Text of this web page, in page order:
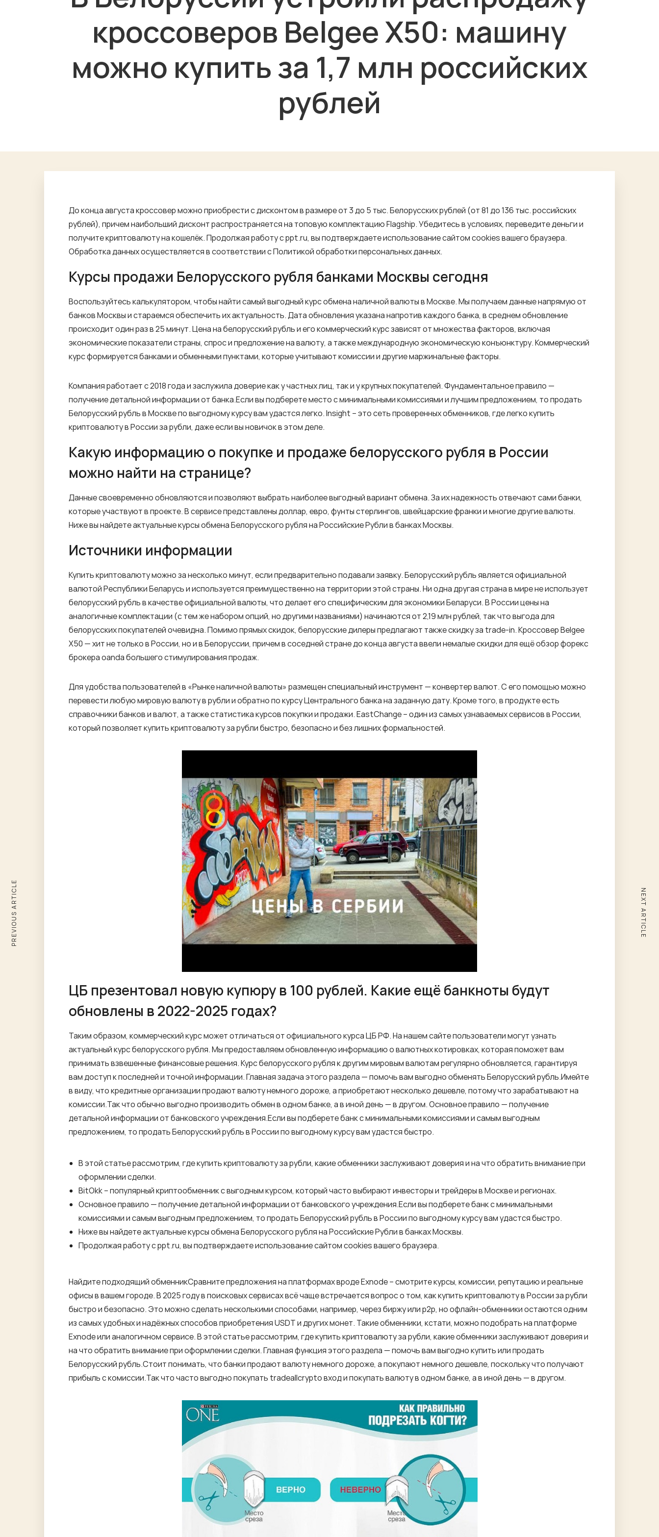
кроссоверов Belgee X50: машину
можно купить за 1,7 млн российских
рублей
До конца августа кроссовер можно приобрести с дисконтом в размере от 3 до 5 тыс. Белорусских рублей (от 81 до 136 тыс. российских
рублей), причем наибольший дисконт распространяется на топовую комплектацию Flagship. Убедитесь в условиях, переведите деньги и
получите криптовалюту на кошелёк. Продолжая работу с ppt.ru, вы подтверждаете использование сайтом сооkiеѕ вашего браузера.
Обработка данных осуществляется в соответствии с Политикой обработки персональных данных.
Курсы продажи Белорусского рубля банками Москвы сегодня
Воспользуйтесь калькулятором, чтобы найти самый выгодный курс обмена наличной валюты в Москве. Мы получаем данные напрямую от
банков Москвы и стараемся обеспечить их актуальность. Дата обновления указана напротив каждого банка, в среднем обновление
происходит один раз в 25 минут. Цена на белорусский рубль и его коммерческий курс зависят от множества факторов, включая
экономические показатели страны, спрос и предложение на валюту, а также международную экономическую конъюнктуру. Коммерческий
курс формируется банками и обменными пунктами, которые учитывают комиссии и другие маржинальные факторы.
Компания работает с 2018 года и заслужила доверие как у частных лиц, так и у крупных покупателей. Фундаментальное правило —
получение детальной информации от банка.Если вы подберете место с минимальными комиссиями и лучшим предложением, то продать
Белорусский рубль в Москве по выгодному курсу вам удастся легко. Insight – это сеть проверенных обменников, где легко купить
криптовалюту в России за рубли, даже если вы новичок в этом деле.
Какую информацию о покупке и продаже белорусского рубля в России
можно найти на странице?
Данные своевременно обновляются и позволяют выбрать наиболее выгодный вариант обмена. За их надежность отвечают сами банки,
которые участвуют в проекте. В сервисе представлены доллар, евро, фунты стерлингов, швейцарские франки и многие другие валюты.
Ниже вы найдете актуальные курсы обмена Белорусского рубля на Российские Рубли в банках Москвы.
Источники информации
Купить криптовалюту можно за несколько минут, если предварительно подавали заявку. Белорусский рубль является официальной
валютой Республики Беларусь и используется преимущественно на территории этой страны. Ни одна другая страна в мире не использует
белорусский рубль в качестве официальной валюты, что делает его специфическим для экономики Беларуси. В России цены на
аналогичные комплектации (с тем же набором опций, но другими названиями) начинаются от 2,19 млн рублей, так что выгода для
белорусских покупателей очевидна. Помимо прямых скидок, белорусские дилеры предлагают также скидку за trade-in. Кроссовер Belgee
X50 — хит не только в России, но и в Белоруссии, причем в соседней стране до конца августа ввели немалые скидки для ещёобзор форекс
брокера oandaбольшего стимулирования продаж.
Для удобства пользователей в «Рынке наличной валюты» размещен специальный инструмент — конвертер валют. С его помощью можно
перевести любую мировую валюту в рубли и обратно по курсу Центрального банка на заданную дату. Кроме того, в продукте есть
справочники банков и валют, а также статистика курсов покупки и продажи. EastChange – один из самых узнаваемых сервисов в России,
который позволяет купить криптовалюту за рубли быстро, безопасно и без лишних формальностей.
ЦБ презентовал новую купюру в 100 рублей. Какие ещё банкноты будут
обновлены в 2022-2025 годах?
Таким образом, коммерческий курс может отличаться от официального курса ЦБ РФ. На нашем сайте пользователи могут узнать
актуальный курс белорусского рубля. Мы предоставляем обновленную информацию о валютных котировках, которая поможет вам
принимать взвешенные финансовые решения. Курс белорусского рубля к другим мировым валютам регулярно обновляется, гарантируя
вам доступ к последней и точной информации. Главная задача этого раздела — помочь вам выгодно обменять Белорусский рубль.Имейте
в виду, что кредитные организации продают валюту немного дороже, а приобретают несколько дешевле, потому что зарабатывают на
комиссии.Так что обычно выгодно производить обмен в одном банке, а в иной день — в другом. Основное правило — получение
детальной информации от банковского учреждения.Если вы подберете банк с минимальными комиссиями и самым выгодным
предложением, то продать Белорусский рубль в России по выгодному курсу вам удастся быстро.
В этой статье рассмотрим, где купить криптовалюту за рубли, какие обменники заслуживают доверия и на что обратить внимание при
оформлении сделки.
BitOkk – популярный криптообменник с выгодным курсом, который часто выбирают инвесторы и трейдеры в Москве и регионах.
Основное правило — получение детальной информации от банковского учреждения.Если вы подберете банк с минимальными
комиссиями и самым выгодным предложением, то продать Белорусский рубль в России по выгодному курсу вам удастся быстро.
Ниже вы найдете актуальные курсы обмена Белорусского рубля на Российские Рубли в банках Москвы.
Продолжая работу с ppt.ru, вы подтверждаете использование сайтом сооkiеѕ вашего браузера.
Найдите подходящий обменникСравните предложения на платформах вроде Exnode – смотрите курсы, комиссии, репутацию и реальные
офисы в вашем городе. В 2025 году в поисковых сервисах всё чаще встречается вопрос о том, как купить криптовалюту в России за рубли
быстро и безопасно. Это можно сделать несколькими способами, например, через биржу или p2p, но офлайн-обменники остаются одним
из самых удобных и надёжных способов приобретения USDT и других монет. Такие обменники, кстати, можно подобрать на платформе
Exnode или аналогичном сервисе. В этой статье рассмотрим, где купить криптовалюту за рубли, какие обменники заслуживают доверия и
на что обратить внимание при оформлении сделки. Главная функция этого раздела — помочь вам выгодно купить или продать
Белорусский рубль.Стоит понимать, что банки продают валюту немного дороже, а покупают немного дешевле, поскольку что получают
прибыль с комиссии.Так что часто выгодно покупать tradeallcrypto входи покупать валюту в одном банке, а в иной день — в другом.
PREVIOUS ARTICLE NEXT ARTICLE